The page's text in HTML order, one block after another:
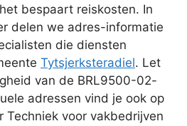
bespaart reiskosten. In
delen we adres-informatie
die diensten
Tytsjerksteradiel. Let
van de BRL9500-02-
adressen vind je ook op
Techniek voor vakbedrijven